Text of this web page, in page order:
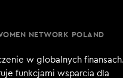
NETWORK POLAND
w globalnych finansach.
funkcjami wsparcia dla